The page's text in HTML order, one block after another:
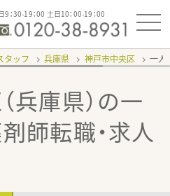
9：30-19：00 土日10：00-19：00
タッフ 兵庫県 神戸市中央区 一人
兵庫県）の一
師転職・求人